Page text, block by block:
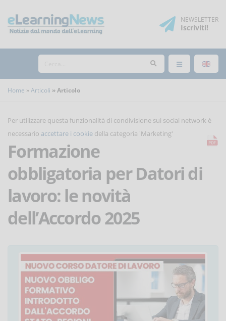
NEWSLETTER
Iscriviti!
Home Articoli Articolo
Per utilizzare questa funzionalità di condivisione sui social network è
necessario accettare i cookie della categoria 'Marketing'
Formazione
obbligatoria per Datori di
lavoro: le novità
dell’Accordo 2025